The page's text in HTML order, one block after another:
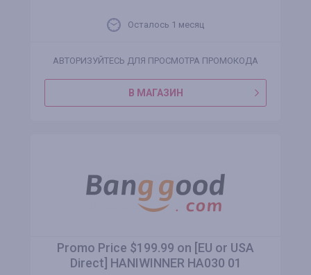
Осталось 1 месяц
АВТОРИЗУЙТЕСЬ ДЛЯ ПРОСМОТРА ПРОМОКОДА
В МАГАЗИН
Promo Price $199.99 on [EU or USA
Direct] HANIWINNER HA030 01